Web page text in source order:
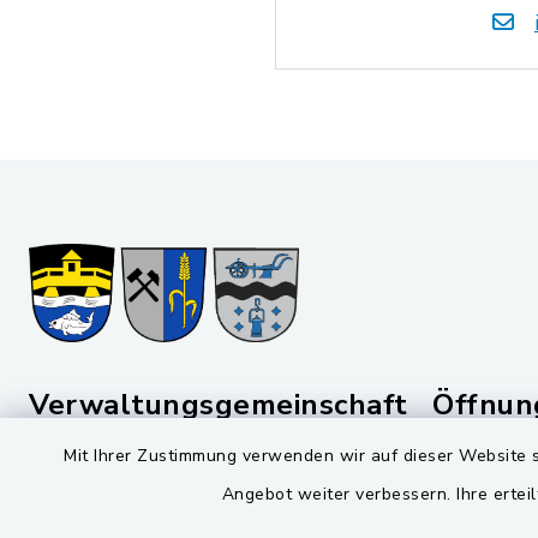
Mit Ihrer Zustimmung verwenden wir auf dieser
Angebot weiter verbessern. Ihre
Verwaltungsgemeinschaft
Montag
08:00-